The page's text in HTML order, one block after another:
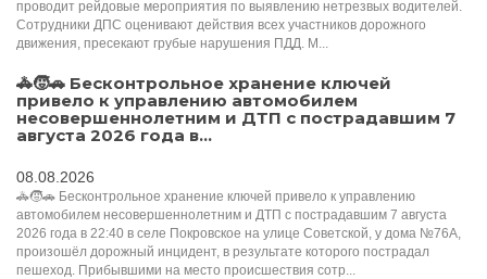
проводит рейдовые мероприятия по выявлению нетрезвых водителей.
Сотрудники ДПС оценивают действия всех участников дорожного
движения, пресекают грубые нарушения ПДД. М...
🚓🧒🚗 Бесконтрольное хранение ключей
привело к управлению автомобилем
несовершеннолетним и ДТП с пострадавшим 7
августа 2026 года в...
08.08.2026
🚓🧒🚗 Бесконтрольное хранение ключей привело к управлению
автомобилем несовершеннолетним и ДТП с пострадавшим 7 августа
2026 года в 22:40 в селе Покровское на улице Советской, у дома №76А,
произошёл дорожный инцидент, в результате которого пострадал
пешеход. Прибывшими на место происшествия сотр...